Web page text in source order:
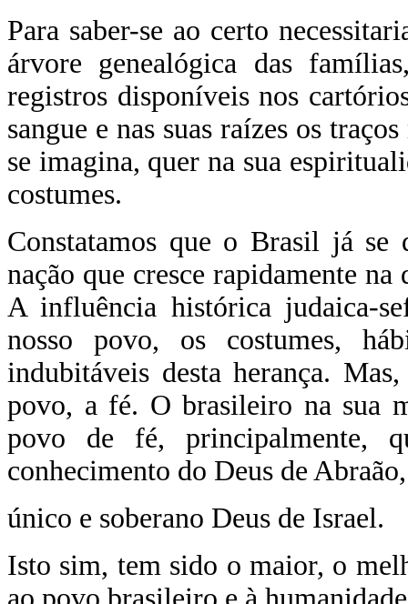
Para saber-se ao certo
árvore genealógica das
registros disponíveis nos
sangue e nas suas raízes os
se imagina, quer na sua
costumes.
Constatamos que o Brasil já se
nação que cresce rapidamente
A influência histórica judaica-
nosso povo, os costumes,
indubitáveis desta herança.
povo, a fé. O brasileiro na sua
povo de fé, principalmente,
conhecimento do Deus de
único e soberano Deus de Israel.
Isto sim, tem sido o maior, o